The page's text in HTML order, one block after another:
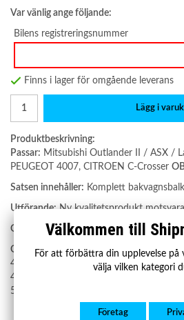
Var vänlig ange följande:
Bilens registreringsnummer
Finns i lager för omgående leverans
Lägg i
Produktbeskrivning:
Passar: Mitsubishi Outlander II / ASX /
PEUGEOT 4007, CITROEN C-Crosser
Satsen innehåller: Komplett
Utförande:Ny kvalitetsprodukt
Garanti:
2 år
OE nummer:
4100A037
4100A036
5148 Q7
Välkommen till
För att förbättra din upplevelse på
välja vilken kategori
Företag